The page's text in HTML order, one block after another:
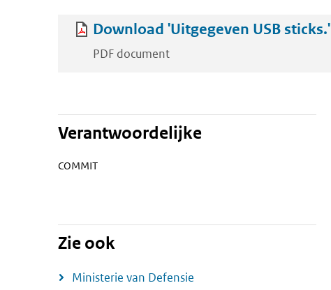
Download 'Uitgegeven USB sticks.'
PDF document
Verantwoordelijke
COMMIT
Zie ook
Ministerie van Defensie